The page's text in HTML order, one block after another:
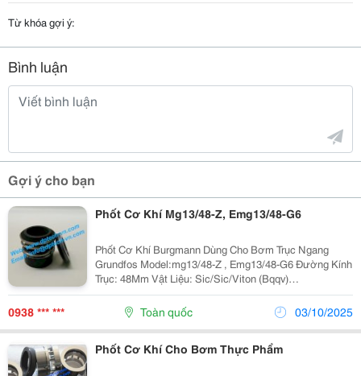
Từ khóa gợi ý:
Bình luận
Gợi ý cho bạn
Phốt Cơ Khí Mg13/48-Z, Emg13/48-G6
Phốt Cơ Khí Burgmann Dùng Cho Bơm Trục Ngang
Grundfos Model:mg13/48-Z , Emg13/48-G6 Đường Kính
Trục: 48Mm Vật Liệu: Sic/Sic/Viton (Bqqv)
Sic/Sic/Epdm (Bqqe) Chịu Nhiệt Độ Cao Phớt Bơm
Grundfos ( Mechanical Seal Type Mg13 &Amp; Emg13)
0938 *** *** Toàn quốc 03/10/2025
Phốt Cơ Khí Cho Bơm Thực Phẩm